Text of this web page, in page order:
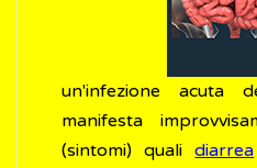
un'infezione acuta
manifesta
(sintomi) qualidiarrea